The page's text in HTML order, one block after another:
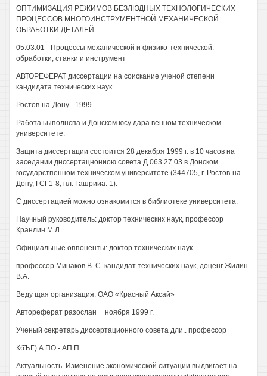
ОПТИМИЗАЦИЯ РЕЖИМОВ БЕЗЛЮДНЫХ ТЕХНОЛОГИЧЕСКИХ
ПРОЦЕССОВ МНОГОИНСТРУМЕНТНОЙ МЕХАНИЧЕСКОЙ
ОБРАБОТКИ ДЕТАЛЕЙ
05.03.01 - Процессы механической и физико-технической.
обработки, станки и инструмент
АВТОРЕФЕРАТ диссертации на соискание ученой степени
кандидата технических наук
Ростов-на-Дону - 1999
Работа ьыполнспа и Донском юсу дара венном техническом
университете.
Защита диссертации состоится 28 декабря 1999 г. в 10 часов на
заседании днссертацнониою совета Д.063.27.03 в Донском
государстпенном техническом университете (344705, г. Ростов-на-
Дону, ГСГ1-8, пл. Гашрииа. 1).
С диссертацией можно ознакомится в библиотеке университета.
Научный руководитель: доктор технических наук, профессор
Кранлин М.Л.
Официальные оппоненты: доктор технических наук.
профессор Минаков В. С. кандидат технических наук, доценг Жилин
В.А.
Веду щая организация: ОАО «Красный Аксай»
Автореферат разослан__ноября 1999 г.
Ученый секретарь диссертационного совета дли.. профессор
КбЪГ) А ПО - АП П
Актуальность. Изменение экономической ситуации выдвигает на